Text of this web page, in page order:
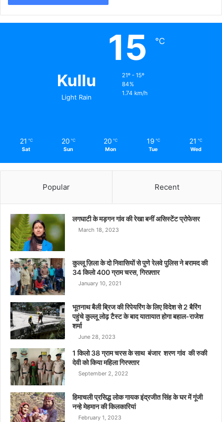
Kullu
Light Rain
15 ℃
21º - 15º
84%
1.74 km/h
21 ℃
Sat
20 ℃
Sun
20 ℃
Mon
19 ℃
Tue
21 ℃
Wed
Popular Recent
लगघाटी के मड़गन गांव की रेखा बनीं असिस्टेंट प्रोफेसर
March 18, 2023
कुल्लू ज़िला के दो निवासियों से पुणे रेलवे पुलिस ने बरामद की
34 किलो 400 ग्राम चरस, गिरफ़्तार
January 10, 2021
भूतनाथ बैली ब्रिज की रिपेयरिंग के लिए विदेश से 2 बैरिंग
पहुंचे कुल्लू लोढ़ टैस्ट के बाद यातायात होगा बहाल-राजेश
शर्मा
June 28, 2023
1 किलो 38 ग्राम चरस के साथ बंजार शरण गांव की रुकी
देवी को किया महिला गिरफ्तार
September 2, 2022
हिमाचली प्रसिद्ध लोक गायक इंद्रजीत सिंह के घर में गूंजी
नन्हे मेहमान की किलकारियां
February 1, 2023